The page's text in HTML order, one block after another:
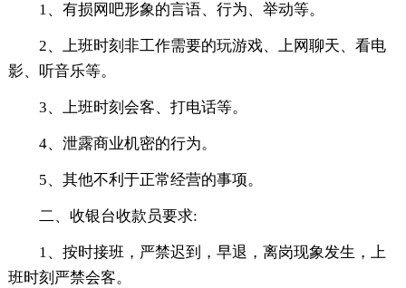
1、有损网吧形象的言语、行为、举动等。
2、上班时刻非工作需要的玩游戏、上网聊天、看电
影、听音乐等。
3、上班时刻会客、打电话等。
4、泄露商业机密的行为。
5、其他不利于正常经营的事项。
二、收银台收款员要求:
1、按时接班，严禁迟到，早退，离岗现象发生，上
班时刻严禁会客。